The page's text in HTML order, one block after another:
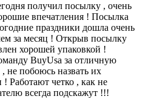
получил посылку , очень
впечатления ! Посылка
праздники дошла очень
за месяц ! Открыв посылку
хорошей упаковкой !
BuyUsa за отличную
не побоюсь назвать их
Работают четко , как не
всегда подскажут !!!